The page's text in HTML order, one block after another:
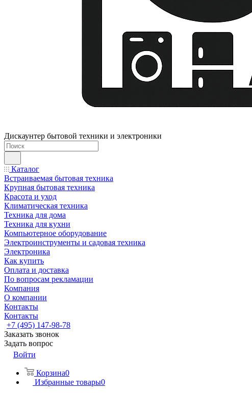
Дискаунтер бытовой техники и электроники
Каталог
Встраиваемая бытовая техника
Крупная бытовая техника
Красота и уход
Климатическая техника
Техника для дома
Техника для кухни
Компьютерное оборудование
Электроинструменты и садовая техника
Электроника
Как купить
Оплата и доставка
По вопросам рекламации
Компания
О компании
Контакты
Контакты
+7 (495) 147-98-78
Заказать звонок
Задать вопрос
Войти
Корзина0
Избранные товары0